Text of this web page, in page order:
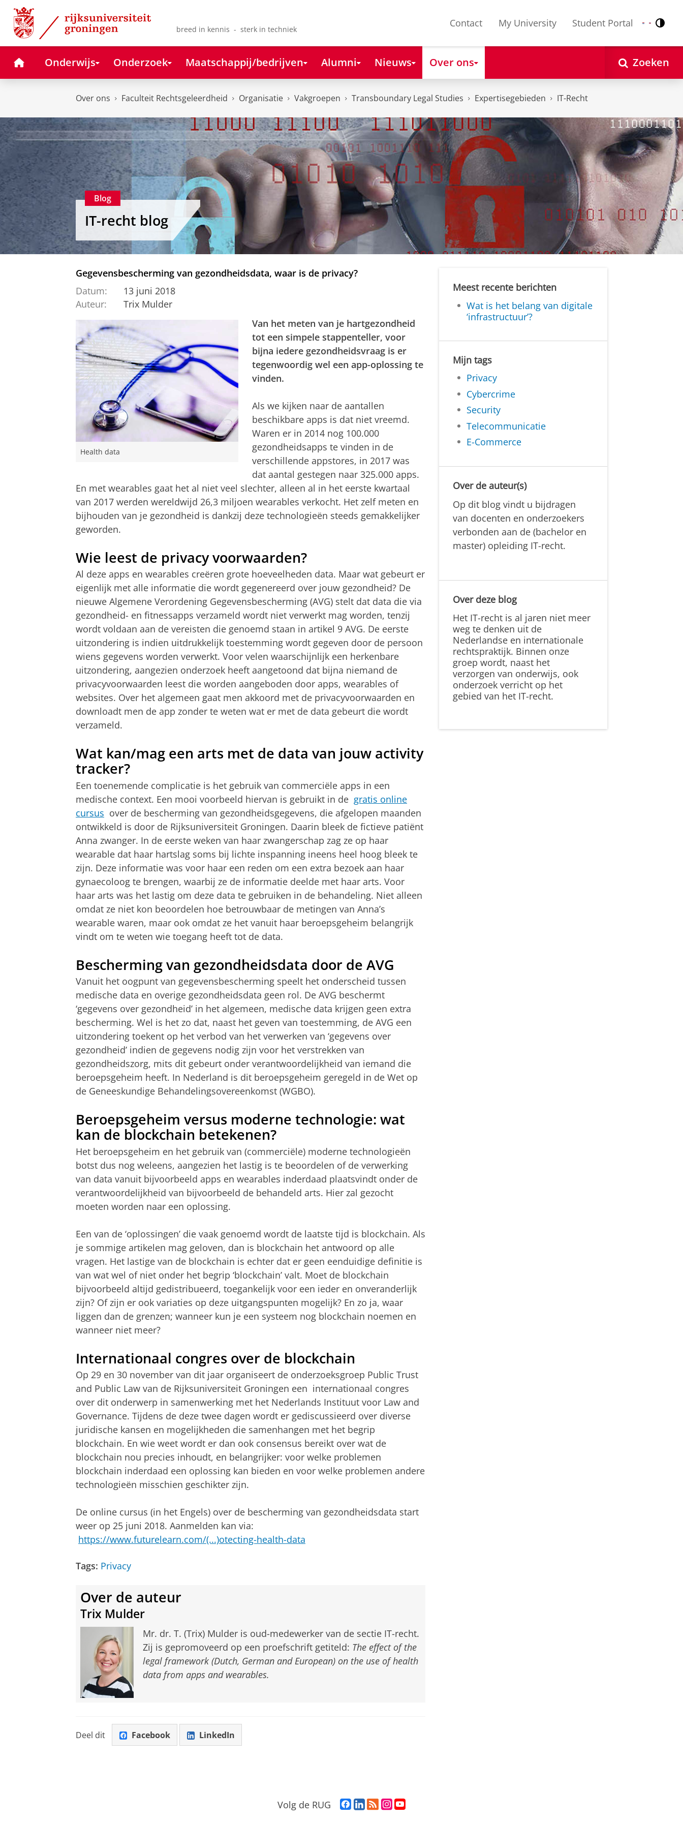
Skip
Content
Skip
Navigation
breed in kennis - sterk in techniek
Contact My University Student Portal Nederlands
English
HomeOnderwijs Onderzoek Maatschappij/bedrijven Alumni Nieuws Over ons Zoeken
Over ons Faculteit Rechtsgeleerdheid Organisatie Vakgroepen Transboundary Legal Studies Expertisegebieden IT-Recht
Blog
IT-recht blog
Gegevensbescherming van gezondheidsdata, waar is de privacy?
Datum:
13 juni 2018
Auteur:
Trix Mulder
Health data
Van het meten van je hartgezondheid
tot een simpele stappenteller, voor
bijna iedere gezondheidsvraag is er
tegenwoordig wel een app-oplossing te
vinden.
Als we kijken naar de aantallen
beschikbare apps is dat niet vreemd.
Waren er in 2014 nog 100.000
gezondheidsapps te vinden in de
verschillende appstores, in 2017 was
dat aantal gestegen naar 325.000 apps.
En met wearables gaat het al niet veel slechter, alleen al in het eerste kwartaal
van 2017 werden wereldwijd 26,3 miljoen wearables verkocht. Het zelf meten en
bijhouden van je gezondheid is dankzij deze technologieën steeds gemakkelijker
geworden.
Wie leest de privacy voorwaarden?
Al deze apps en wearables creëren grote hoeveelheden data. Maar wat gebeurt er
eigenlijk met alle informatie die wordt gegenereerd over jouw gezondheid? De
nieuwe Algemene Verordening Gegevensbescherming (AVG) stelt dat data die via
gezondheid- en fitnessapps verzameld wordt niet verwerkt mag worden, tenzij
wordt voldaan aan de vereisten die genoemd staan in artikel 9 AVG. De eerste
uitzondering is indien uitdrukkelijk toestemming wordt gegeven door de persoon
wiens gegevens worden verwerkt. Voor velen waarschijnlijk een herkenbare
uitzondering, aangezien onderzoek heeft aangetoond dat bijna niemand de
privacyvoorwaarden leest die worden aangeboden door apps, wearables of
websites. Over het algemeen gaat men akkoord met de privacyvoorwaarden en
downloadt men de app zonder te weten wat er met de data gebeurt die wordt
verzameld.
Wat kan/mag een arts met de data van jouw activity
tracker?
Een toenemende complicatie is het gebruik van commerciële apps in een
medische context. Een mooi voorbeeld hiervan is gebruikt in de gratis online
cursus over de bescherming van gezondheidsgegevens, die afgelopen maanden
ontwikkeld is door de Rijksuniversiteit Groningen. Daarin bleek de fictieve patiënt
Anna zwanger. In de eerste weken van haar zwangerschap zag ze op haar
wearable dat haar hartslag soms bij lichte inspanning ineens heel hoog bleek te
zijn. Deze informatie was voor haar een reden om een extra bezoek aan haar
gynaecoloog te brengen, waarbij ze de informatie deelde met haar arts. Voor
haar arts was het lastig om deze data te gebruiken in de behandeling. Niet alleen
omdat ze niet kon beoordelen hoe betrouwbaar de metingen van Anna’s
wearable waren, maar ook omdat ze het vanuit haar beroepsgeheim belangrijk
vindt om te weten wie toegang heeft tot de data.
Bescherming van gezondheidsdata door de AVG
Vanuit het oogpunt van gegevensbescherming speelt het onderscheid tussen
medische data en overige gezondheidsdata geen rol. De AVG beschermt
‘gegevens over gezondheid’ in het algemeen, medische data krijgen geen extra
bescherming. Wel is het zo dat, naast het geven van toestemming, de AVG een
uitzondering toekent op het verbod van het verwerken van ‘gegevens over
gezondheid’ indien de gegevens nodig zijn voor het verstrekken van
gezondheidszorg, mits dit gebeurt onder verantwoordelijkheid van iemand die
beroepsgeheim heeft. In Nederland is dit beroepsgeheim geregeld in de Wet op
de Geneeskundige Behandelingsovereenkomst (WGBO).
Beroepsgeheim versus moderne technologie: wat
kan de blockchain betekenen?
Het beroepsgeheim en het gebruik van (commerciële) moderne technologieën
botst dus nog weleens, aangezien het lastig is te beoordelen of de verwerking
van data vanuit bijvoorbeeld apps en wearables inderdaad plaatsvindt onder de
verantwoordelijkheid van bijvoorbeeld de behandeld arts. Hier zal gezocht
moeten worden naar een oplossing.
Een van de ‘oplossingen’ die vaak genoemd wordt de laatste tijd is blockchain. Als
je sommige artikelen mag geloven, dan is blockchain het antwoord op alle
vragen. Het lastige van de blockchain is echter dat er geen eenduidige definitie is
van wat wel of niet onder het begrip ‘blockchain’ valt. Moet de blockchain
bijvoorbeeld altijd gedistribueerd, toegankelijk voor een ieder en onveranderlijk
zijn? Of zijn er ook variaties op deze uitgangspunten mogelijk? En zo ja, waar
liggen dan de grenzen; wanneer kun je een systeem nog blockchain noemen en
wanneer niet meer?
Internationaal congres over de blockchain
Op 29 en 30 november van dit jaar organiseert de onderzoeksgroep Public Trust
and Public Law van de Rijksuniversiteit Groningen een internationaal congres
over dit onderwerp in samenwerking met het Nederlands Instituut voor Law and
Governance. Tijdens de deze twee dagen wordt er gediscussieerd over diverse
juridische kansen en mogelijkheden die samenhangen met het begrip
blockchain. En wie weet wordt er dan ook consensus bereikt over wat de
blockchain nou precies inhoudt, en belangrijker: voor welke problemen
blockchain inderdaad een oplossing kan bieden en voor welke problemen andere
technologieën misschien geschikter zijn.
De online cursus (in het Engels) over de bescherming van gezondheidsdata start
weer op 25 juni 2018. Aanmelden kan via:
https://www.futurelearn.com/(...)otecting-health-data
Tags: Privacy
Over de auteur
Trix Mulder
Mr. dr. T. (Trix) Mulder is oud-medewerker van de sectie IT-recht.
Zij is gepromoveerd op een proefschrift getiteld: The effect of the
legal framework (Dutch, German and European) on the use of health
data from apps and wearables.
Deel dit Facebook LinkedIn
Meest recente berichten
Wat is het belang van digitale
‘infrastructuur’?
Mijn tags
Privacy
Cybercrime
Security
Telecommunicatie
E-Commerce
Over de auteur(s)
Op dit blog vindt u bijdragen
van docenten en onderzoekers
verbonden aan de (bachelor en
master) opleiding IT-recht.
Over deze blog
Het IT-recht is al jaren niet meer
weg te denken uit de
Nederlandse en internationale
rechtspraktijk. Binnen onze
groep wordt, naast het
verzorgen van onderwijs, ook
onderzoek verricht op het
gebied van het IT-recht.
Volg de RUG
F
L
R
I